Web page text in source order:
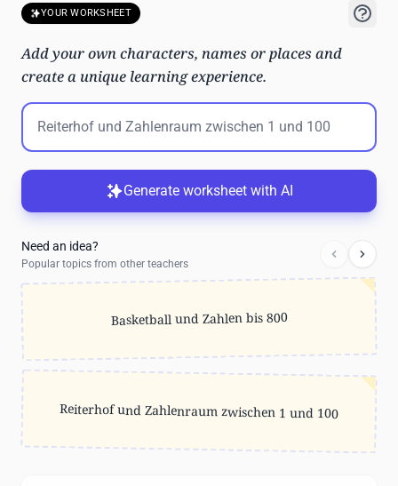
YOUR WORKSHEET
Add your own characters, names or places and
create a unique learning experience.
Generate worksheet with AI
Need an idea?
Popular topics from other teachers
Basketball und Zahlen bis 800
Reiterhof und Zahlenraum zwischen 1 und 100